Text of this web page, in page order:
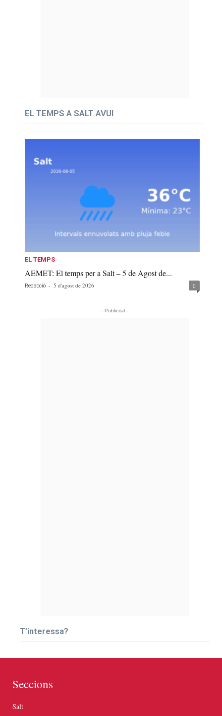
EL TEMPS A SALT AVUI
EL TEMPS
AEMET: El temps per a Salt – 5 de Agost de...
Redacció - 5 d'agost de 2026 0
- Publicitat -
T’interessa?
Seccions
Salt